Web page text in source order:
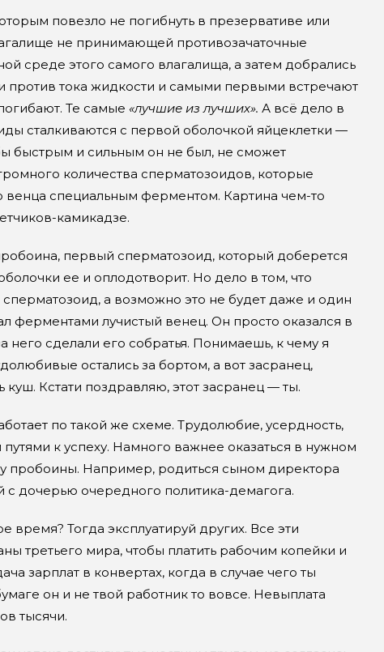
повезло не погибнуть в презервативе или
не принимающей противозачаточные
среде этого самого влагалища, а затем добрались
против тока жидкости и самыми первыми встречают
Те самые «лучшие из лучших». А всё дело в
сталкиваются с первой оболочкой яйцеклетки —
быстрым и сильным он не был, не сможет
количества сперматозоидов, которые
венца специальным ферментом. Картина чем-то
камикадзе.
первый сперматозоид, который доберется
ее и оплодотворит. Но дело в том, что
а возможно это не будет даже и один
ферментами лучистый венец. Он просто оказался в
сделали его собратья. Понимаешь, к чему я
остались за бортом, а вот засранец,
Кстати поздравляю, этот засранец — ты.
по такой же схеме. Трудолюбие, усердность,
к успеху. Намного важнее оказаться в нужном
пробоины. Например, родиться сыном директора
дочерью очередного политика-демагога.
время? Тогда эксплуатируй других. Все эти
третьего мира, чтобы платить рабочим копейки и
зарплат в конвертах, когда в случае чего ты
он и не твой работник то вовсе. Невыплата
тысячи.